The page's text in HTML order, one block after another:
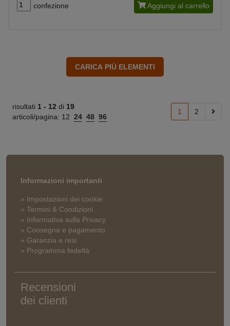
confezione Aggiungi al carrello
risultati 1 - 12 di 19
articoli/pagina: 12 24 48 96
1 2
Informazioni importanti
» Impostazioni dei cookie
» Termini & Condizioni
» Informativa sulla Privacy
» Consegna e pagamento
» Garanzia e resi
» Programma fedeltà
Recensioni
dei clienti